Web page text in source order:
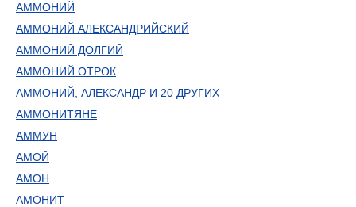
АММОНИЙ
АММОНИЙ АЛЕКСАНДРИЙСКИЙ
АММОНИЙ ДОЛГИЙ
АММОНИЙ ОТРОК
АММОНИЙ, АЛЕКСАНДР И 20 ДРУГИХ
АММОНИТЯНЕ
АММУН
АМОЙ
АМОН
АМОНИТ